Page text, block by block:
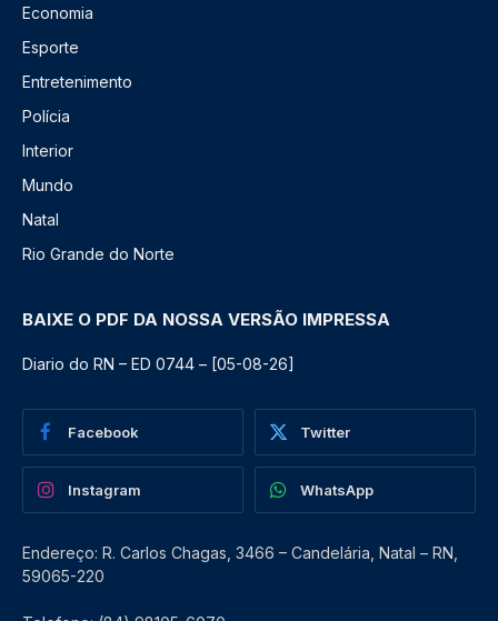
Economia
Esporte
Entretenimento
Polícia
Interior
Mundo
Natal
Rio Grande do Norte
BAIXE O PDF DA NOSSA VERSÃO IMPRESSA
Diario do RN – ED 0744 – [05-08-26]
Facebook Twitter
Instagram WhatsApp
Endereço: R. Carlos Chagas, 3466 – Candelária, Natal – RN,
59065-220